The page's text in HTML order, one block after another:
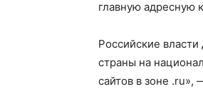
главную адресную
Российские
страны на
сайтов в зоне .ru»,